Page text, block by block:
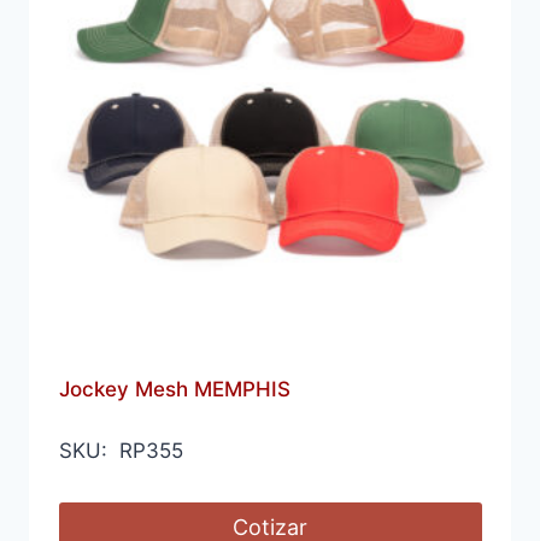
Jockey Mesh MEMPHIS
SKU: RP355
Cotizar